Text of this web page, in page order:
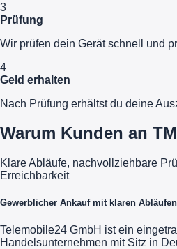
3
Prüfung
Wir prüfen dein Gerät schnell und
4
Geld erhalten
Nach Prüfung erhältst du deine
Warum Kunden an
Klare Abläufe, nachvollziehbare
Erreichbarkeit
Gewerblicher Ankauf mit klaren Abläufen
Telemobile24 GmbH ist ein
Handelsunternehmen mit Sitz in